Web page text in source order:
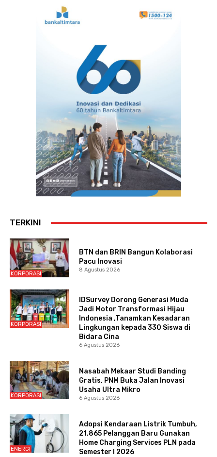
TERKINI
KORPORASI
BTN dan BRIN Bangun Kolaborasi
Pacu Inovasi
8 Agustus 2026
KORPORASI
IDSurvey Dorong Generasi Muda
Jadi Motor Transformasi Hijau
Indonesia ,Tanamkan Kesadaran
Lingkungan kepada 330 Siswa di
Bidara Cina
6 Agustus 2026
KORPORASI
Nasabah Mekaar Studi Banding
Gratis, PNM Buka Jalan Inovasi
Usaha Ultra Mikro
6 Agustus 2026
ENERGI
Adopsi Kendaraan Listrik Tumbuh,
21.865 Pelanggan Baru Gunakan
Home Charging Services PLN pada
Semester I 2026